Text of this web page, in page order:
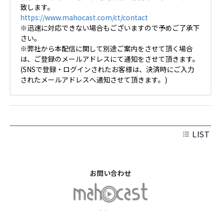
致します。
https://www.mahocast.com/ct/contact
※迅速に対応できない場合もございますので予めご了承下
さい。
※弊社から本配信に関して別途ご案内をさせて頂く場合
は、ご登録のメールアドレスにて通知をさせて頂きます。
(SNSで登録・ログインされたお客様は、決済時にご入力
されたメールアドレスへ通知させて頂きます。)
LIST
お問い合わせ